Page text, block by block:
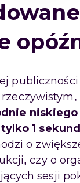
publiczności
niskiego
1
o
czy o
sesji